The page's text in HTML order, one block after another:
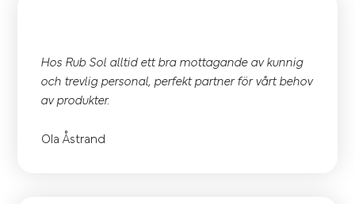
Hos Rub Sol alltid ett bra mottagande av kunnig
och trevlig personal, perfekt partner för vårt behov
av produkter.
Ola Åstrand